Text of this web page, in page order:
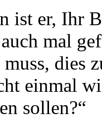
ist er, Ihr
mal
dies
einmal
sollen?“